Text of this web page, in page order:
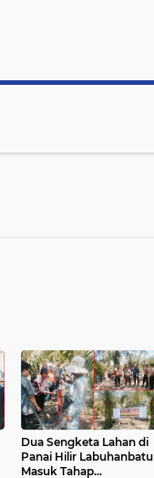
Dua Sengketa Lahan di
Panai Hilir Labuhanbatu
Masuk Tahap